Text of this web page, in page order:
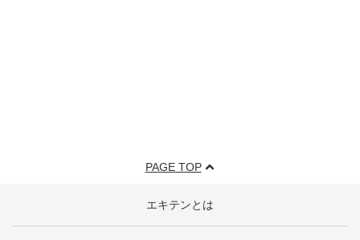
PAGE TOP
エキテンとは